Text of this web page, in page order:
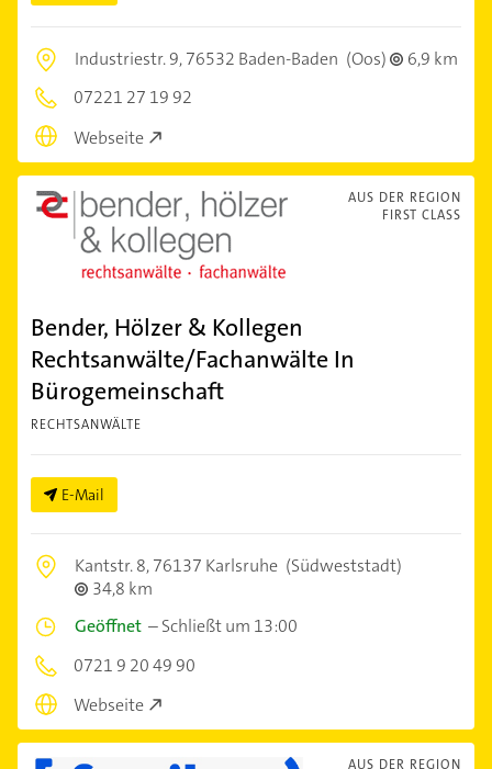
Industriestr. 9,76532 Baden-Baden (Oos)
6,9 km
07221 27 19 92
Webseite
AUS DER REGION
FIRST CLASS
Bender, Hölzer & Kollegen
Rechtsanwälte/Fachanwälte In
Bürogemeinschaft
RECHTSANWÄLTE
E-Mail
Kantstr. 8,76137 Karlsruhe (Südweststadt)
34,8 km
Geöffnet –Schließt um 13:00
0721 9 20 49 90
Webseite
AUS DER REGION